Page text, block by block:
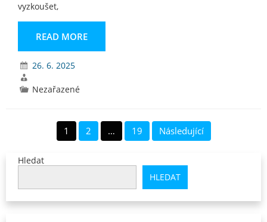
vyzkoušet,
READ MORE
26. 6. 2025
Nezařazené
Stránkování
příspěvků
1 2 … 19 Následující
Hledat
HLEDAT